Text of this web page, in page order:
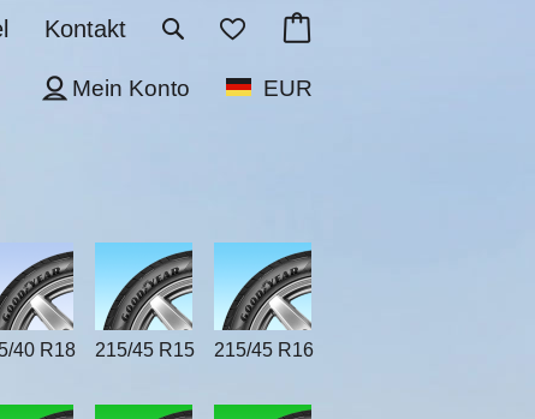
Kontakt
EUR
Mein Konto
40 R18 215/45 R15 215/45 R16